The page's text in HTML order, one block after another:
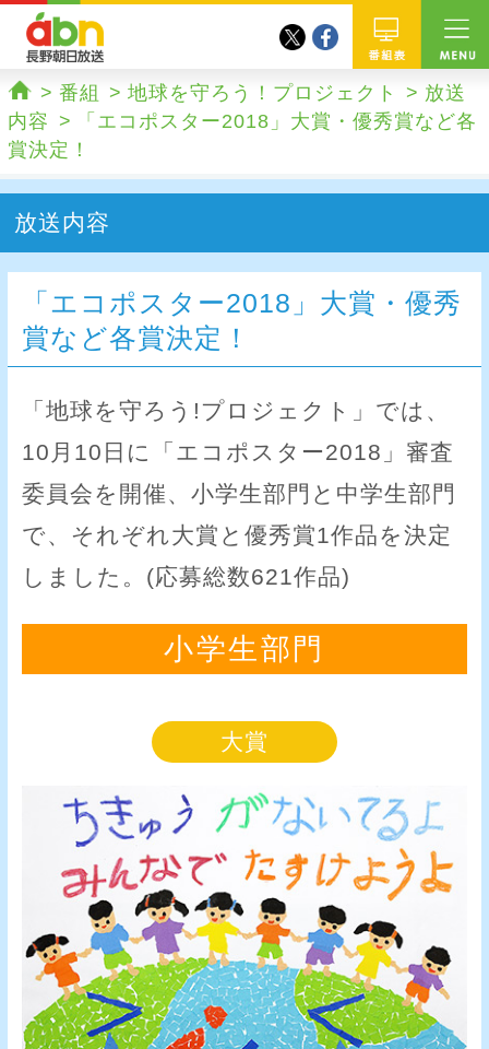
abn 長野朝日放送 番組
twitterfacebook
ホーム
番組 地球を守ろう！プロジェクト
放送
内容
「エコポスター2018」大賞・優秀賞など各
賞決定！
放送内容
「エコポスター2018」大賞・優秀
賞など各賞決定！
「地球を守ろう!プロジェクト」では、
10月10日に「エコポスター2018」審査
委員会を開催、小学生部門と中学生部門
で、それぞれ大賞と優秀賞1作品を決定
しました。(応募総数621作品)
小学生部門
大賞